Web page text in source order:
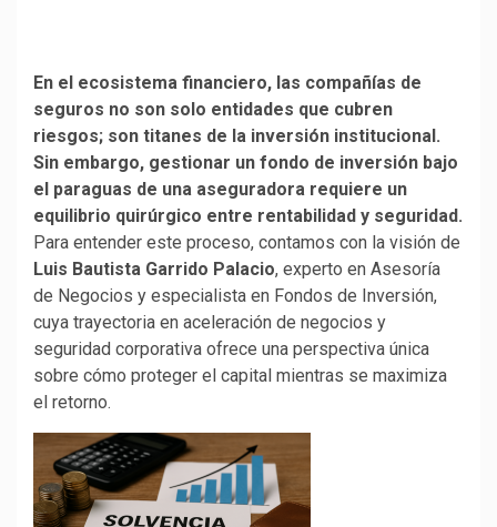
En el ecosistema financiero, las compañías de
seguros no son solo entidades que cubren
riesgos; son titanes de la inversión institucional.
Sin embargo, gestionar un fondo de inversión bajo
el paraguas de una aseguradora requiere un
equilibrio quirúrgico entre rentabilidad y seguridad.
Para entender este proceso, contamos con la visión de
Luis Bautista Garrido Palacio, experto en Asesoría
de Negocios y especialista en Fondos de Inversión,
cuya trayectoria en aceleración de negocios y
seguridad corporativa ofrece una perspectiva única
sobre cómo proteger el capital mientras se maximiza
el retorno.